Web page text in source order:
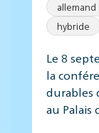
allemand
hybride
Le 8
la
durables
au Palais